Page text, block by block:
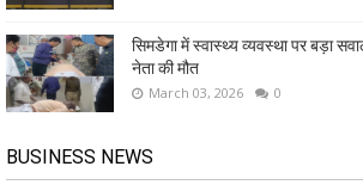
सिमडेगा में स्वास्थ्य व्यवस्था पर बड़ा
नेता की मौत
March 03, 2026 0
BUSINESS NEWS